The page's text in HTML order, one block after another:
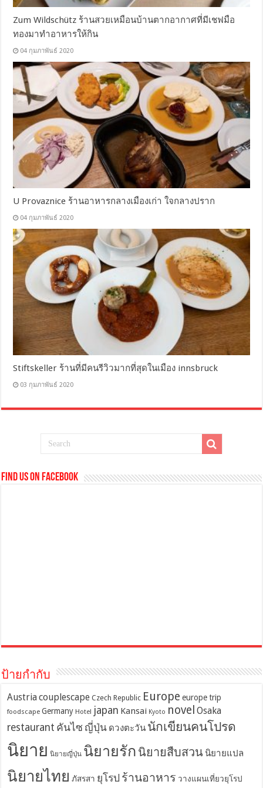
Zum Wildschütz ร้านสวยเหมือนบ้านตากอากาศที่มีเชฟมือ
ทองมาทำอาหารให้กิน
04 กุมภาพันธ์ 2020
U Provaznice ร้านอาหารกลางเมืองเก่า ใจกลางปราก
04 กุมภาพันธ์ 2020
Stiftskeller ร้านที่มีคนรีวิวมากที่สุดในเมือง innsbruck
03 กุมภาพันธ์ 2020
Find us on Facebook
ป้ายกำกับ
Austriacouplescape Czech Republic Europe europe trip
foodscape Germany Hotel japan Kansai Kyoto novel Osaka
restaurant คันไซ ญี่ปุ่น ดวงตะวัน นักเขียนคนโปรด
นิยาย นิยายญี่ปุ่น นิยายรัก นิยายสืบสวน นิยายแปล
นิยายไทย ภัสรสา ยุโรป ร้านอาหาร วางแผนเที่ยวยุโรป